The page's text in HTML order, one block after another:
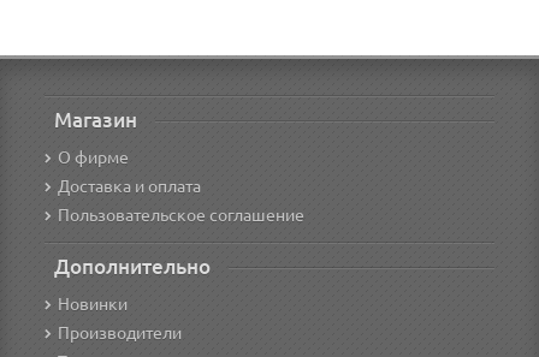
Магазин
О фирме
Доставка и оплата
Пользовательское соглашение
Дополнительно
Новинки
Производители